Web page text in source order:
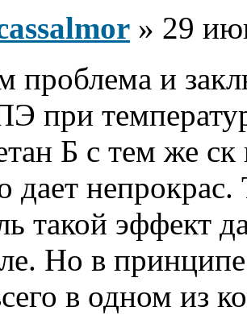
» 29
проблема и
при
Б с тем же
дает непрокрас.
такой эффект
Но в
в одном из